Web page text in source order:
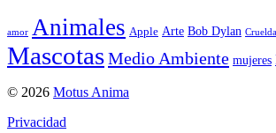
amor Animales Apple Arte Bob Dylan
MascotasMedio Ambiente mujeres
© 2026 Motus Anima
Privacidad